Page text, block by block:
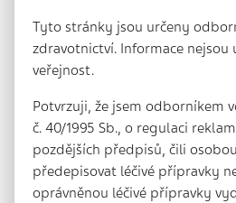
Terapeutická inercie
vybírá s odstupem -
14 min. | 3. 1. 2025
SouhrnI přes rozvoj moderní
kardiovaskulární onemocnění
Tyto stránky jsou určeny
zdravotnictví. Informace nejsou
veřejnost.
Potvrzuji, že jsem odborníkem
č. 40/1995 Sb., o regulaci
pozdějších předpisů, čili
předepisovat léčivé přípravky
oprávněnou léčivé přípravky